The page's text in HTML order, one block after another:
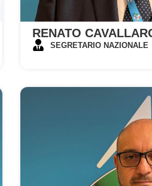
RENATO
SEGRETARIO NAZIONALE